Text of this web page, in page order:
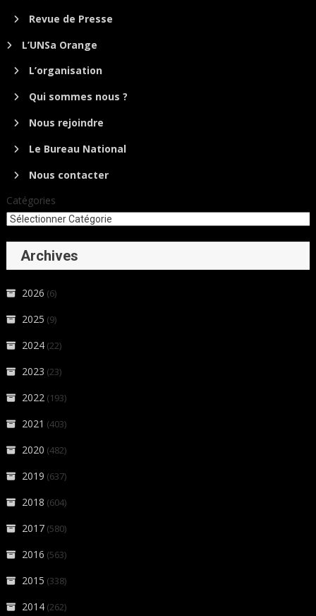
Revue de Presse
L’UNSa Orange
L’organisation
Qui sommes nous ?
Nous rejoindre
Le Bureau National
Nous contacter
Catégories
Archives
2026 (6)
2025 (9)
2024 (22)
2023 (23)
2022 (193)
2021 (403)
2020 (482)
2019 (637)
2018 (604)
2017 (580)
2016 (563)
2015 (338)
2014 (262)